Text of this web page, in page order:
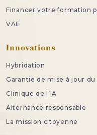
Financer votre formation
VAE
Innovations
Hybridation
Garantie de mise à jour
Clinique de l’IA
Alternance responsable
La mission citoyenne